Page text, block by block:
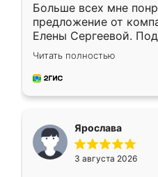
Больше всех мне
предложение от
Елены Сергеевой.
короткие сроки
для замера сотрудник
предложил по моему
Читать полностью
Ярослава
3 августа 2026